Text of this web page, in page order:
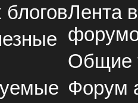
Лента
Общие
Форум